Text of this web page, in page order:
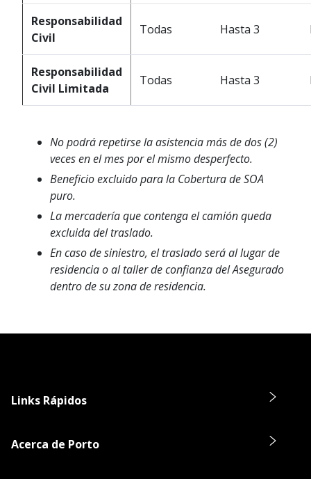
Responsabilidad
Civil
Todas Hasta 3
Responsabilidad
Civil Limitada
Todas Hasta 3
No podrá repetirse la asistencia más de dos (2)
veces en el mes por el mismo desperfecto.
Beneficio excluido para la Cobertura de SOA
puro.
La mercadería que contenga el camión queda
excluida del traslado.
En caso de siniestro, el traslado será al lugar de
residencia o al taller de confianza del Asegurado
dentro de su zona de residencia.
Links Rápidos
Acerca de Porto